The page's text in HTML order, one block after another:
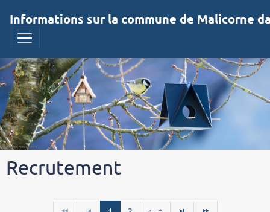
Informations sur la commune de Malicorne
Recrutement